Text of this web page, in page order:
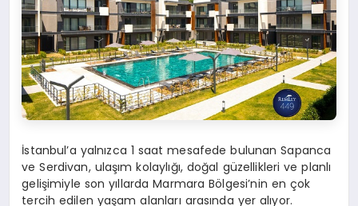
İstanbul’a yalnızca 1 saat mesafede bulunan Sapanca
ve Serdivan, ulaşım kolaylığı, doğal güzellikleri ve planlı
gelişimiyle son yıllarda Marmara Bölgesi’nin en çok
tercih edilen yaşam alanları arasında yer alıyor.